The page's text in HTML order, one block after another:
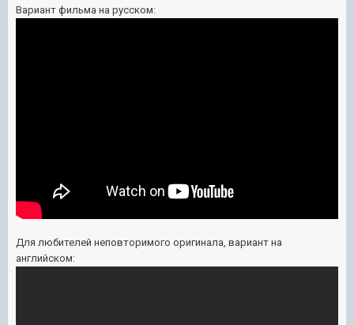
Вариант фильма на русском:
Для любителей неповторимого оригинала, вариант на
английском: